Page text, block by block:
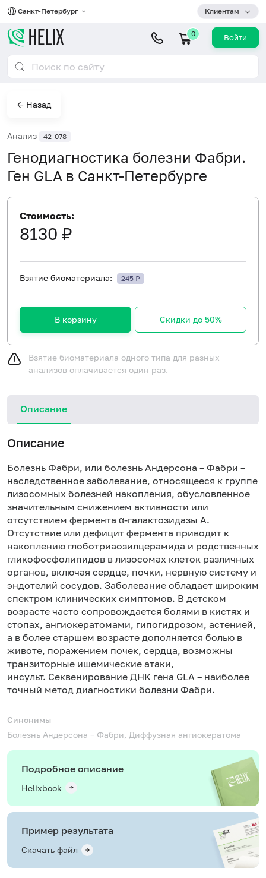
Санкт-Петербург Клиентам
0 Войти
← Назад
Анализ 42-078
Генодиагностика болезни Фабри.
Ген GLA в Санкт-Петербурге
Стоимость:
8130 ₽
Взятие биоматериала: 245 ₽
В корзину Скидки до 50%
Взятие биоматериала одного типа для разных
анализов оплачивается один раз.
Описание
Описание
Болезнь Фабри, или болезнь Андерсона – Фабри –
наследственное заболевание, относящееся к группе
лизосомных болезней накопления, обусловленное
значительным снижением активности или
отсутствием фермента α-галактозидазы А.
Отсутствие или дефицит фермента приводит к
накоплению глоботриаозилцерамида и родственных
гликофосфолипидов в лизосомах клеток различных
органов, включая сердце, почки, нервную систему и
эндотелий сосудов. Заболевание обладает широким
спектром клинических симптомов. В детском
возрасте часто сопровождается болями в кистях и
стопах, ангиокератомами, гипогидрозом, астенией,
а в более старшем возрасте дополняется болью в
животе, поражением почек, сердца, возможны
транзиторные ишемические атаки,
инсульт. Секвенирование ДНК гена GLA – наиболее
точный метод диагностики болезни Фабри.
Синонимы
Болезнь Андерсона – Фабри, Диффузная ангиокератома
Подробное описание
Helixbook
Пример результата
Скачать файл